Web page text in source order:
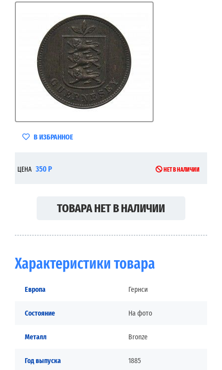
В ИЗБРАННОЕ
ЦЕНА 350 Р НЕТ В НАЛИЧИИ
ТОВАРА НЕТ В НАЛИЧИИ
Характеристики товара
Европа Гернси
Состояние На фото
Металл Bronze
Год выпуска 1885